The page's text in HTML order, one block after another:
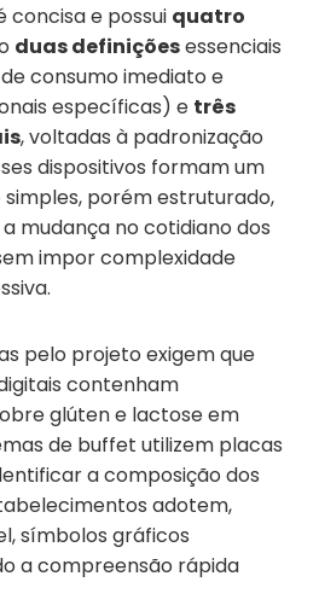
e possui quatro
duas definiçõesessenciais
consumo imediato e
específicas) e três
, voltadas à padronização
dispositivos formam um
porém estruturado,
mudança no cotidiano dos
impor complexidade
pelo projeto exigem que
contenham
glúten e lactose em
de buffet utilizem placas
a composição dos
adotem,
símbolos gráficos
a compreensão rápida